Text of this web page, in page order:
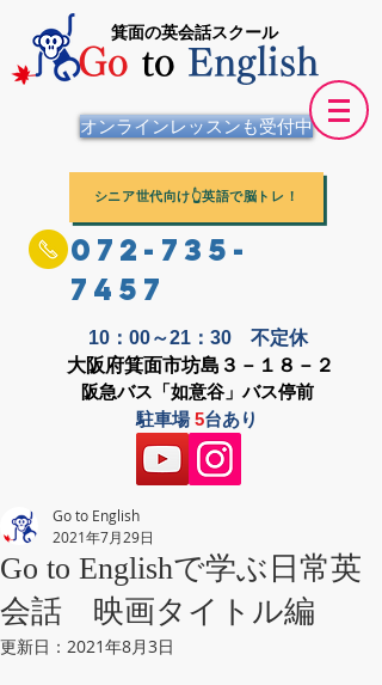
Go to English
箕面の英会話スクール
オンラインレッスンも受付中
シニア世代向け👆英語で脳トレ！
072-735-
7457
10：00～21：30 不定休
大阪府箕面市坊島３－１８－２
阪急バス「如意谷」バス停前
駐車場5台あり
Go to Englishで学ぶ日常英
会話 映画タイトル編
Go to English
2021年7月29日
更新日： 2021年8月3日